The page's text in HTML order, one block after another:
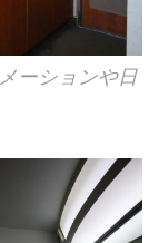
ーションや日